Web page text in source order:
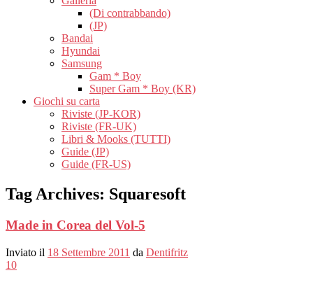
(Di contrabbando)
(JP)
Bandai
Hyundai
Samsung
Gam * Boy
Super Gam * Boy (KR)
Giochi su carta
Riviste (JP-KOR)
Riviste (FR-UK)
Libri & Mooks (TUTTI)
Guide (JP)
Guide (FR-US)
Tag Archives: Squaresoft
Made in Corea del Vol-5
Inviato il 18 Settembre 2011 da Dentifritz
10